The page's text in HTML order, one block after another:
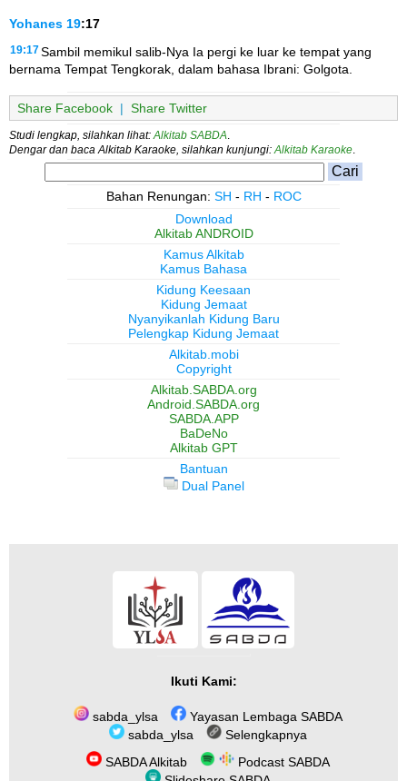
Yohanes 19:17
19:17Sambil memikul salib-Nya Ia pergi ke luar ke tempat yang
bernama Tempat Tengkorak, dalam bahasa Ibrani: Golgota.
Share Facebook | Share Twitter
Studi lengkap, silahkan lihat: Alkitab SABDA
Dengar dan baca Alkitab Karaoke, silahkan kunjungi: Alkitab Karaoke
Bahan Renungan: SH - RH - ROC
Download
Alkitab ANDROID
Kamus Alkitab
Kamus Bahasa
Kidung Keesaan
Kidung Jemaat
Nyanyikanlah Kidung Baru
Pelengkap Kidung Jemaat
Alkitab.mobi
Copyright
Alkitab.SABDA.org
Android.SABDA.org
SABDA.APP
BaDeNo
Alkitab GPT
Bantuan
Dual Panel
Ikuti Kami:
sabda_ylsa
Yayasan Lembaga SABDA
sabda_ylsa
Selengkapnya
SABDA Alkitab
Podcast SABDA